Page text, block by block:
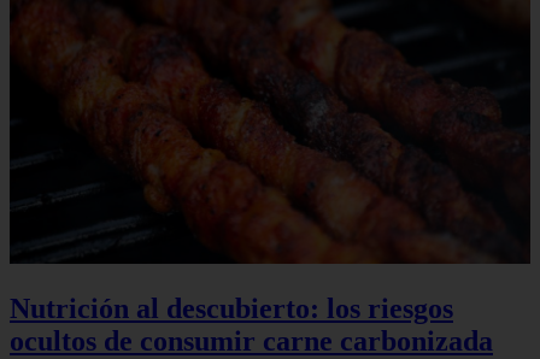
Nutrición al descubierto: los riesgos
ocultos de consumir carne carbonizada